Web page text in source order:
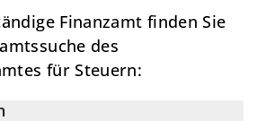
Finanzamt finden Sie
des
für Steuern: